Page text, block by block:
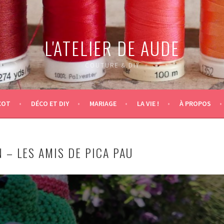
L'ATELIER DE AUDE
COUTURE & DIY
DÉCO ET DIY MARIAGE LA VIE ! À PROPOS
– LES AMIS DE PICA PAU